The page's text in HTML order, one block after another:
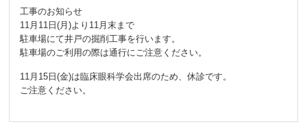
工事のお知らせ
11月11日(月)より11月末まで
駐車場にて井戸の掘削工事を行います。
駐車場のご利用の際は通行にご注意ください。
11月15日(金)は臨床眼科学会出席のため、休診です。
ご注意ください。